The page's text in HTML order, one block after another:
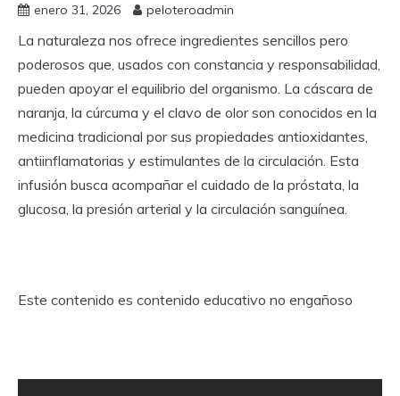
enero 31, 2026 peloteroadmin
La naturaleza nos ofrece ingredientes sencillos pero
poderosos que, usados con constancia y responsabilidad,
pueden apoyar el equilibrio del organismo. La cáscara de
naranja, la cúrcuma y el clavo de olor son conocidos en la
medicina tradicional por sus propiedades antioxidantes,
antiinflamatorias y estimulantes de la circulación. Esta
infusión busca acompañar el cuidado de la próstata, la
glucosa, la presión arterial y la circulación sanguínea.
Este contenido es contenido educativo no engañoso